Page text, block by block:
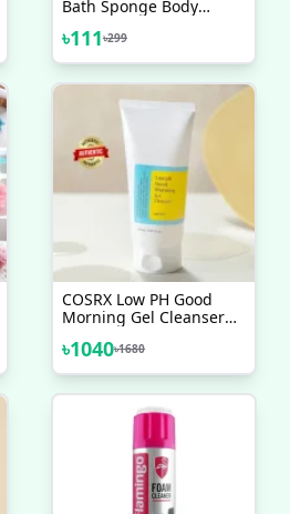
Bath Sponge Body
৳111৳299
COSRX Low PH Good
Morning Gel Cleanser
৳1040৳1680